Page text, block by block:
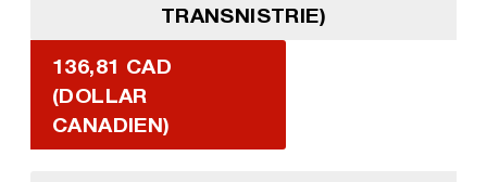
TRANSNISTRIE)
136,81 CAD
(DOLLAR
CANADIEN)